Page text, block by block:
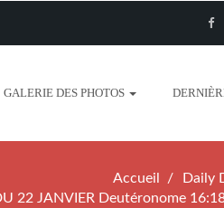
GALERIE DES PHOTOS
Accueil
Daily
22 JANVIER Deutéronome